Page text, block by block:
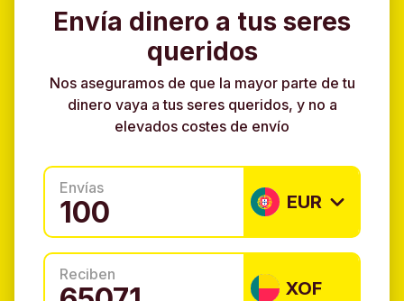
Envía dinero a tus seres
queridos
Nos aseguramos de que la mayor parte de tu
dinero vaya a tus seres queridos, y no a
elevados costes de envío
Envías
EUR
Reciben
XOF